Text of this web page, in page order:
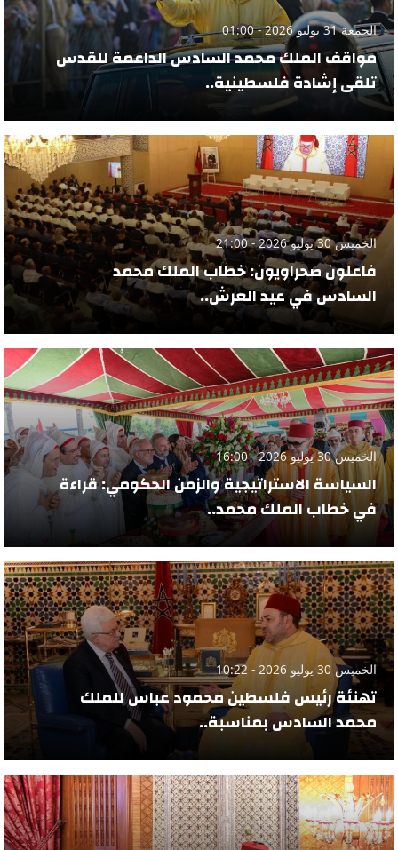
الجمعة 31 يوليو 2026 - 01:00
مواقف الملك محمد السادس الداعمة للقدس
تلقى إشادة فلسطينية..
الخميس 30 يوليو 2026 - 21:00
فاعلون صحراويون: خطاب الملك محمد
السادس في عيد العرش..
الخميس 30 يوليو 2026 - 16:00
السياسة الاستراتيجية والزمن الحكومي: قراءة
في خطاب الملك محمد..
الخميس 30 يوليو 2026 - 10:22
تهنئة رئيس فلسطين محمود عباس للملك
محمد السادس بمناسبة..